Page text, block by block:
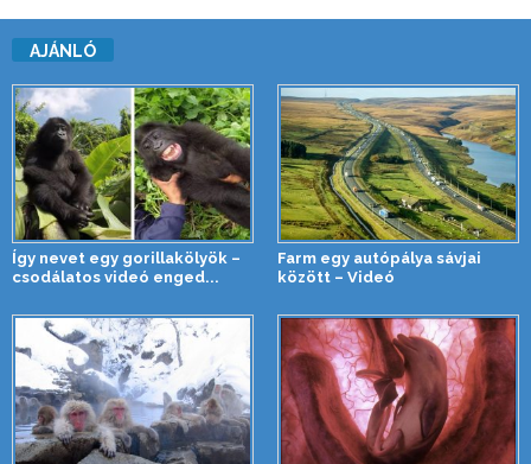
AJÁNLÓ
Így nevet egy gorillakölyök –
csodálatos videó enged...
Farm egy autópálya sávjai
között – Videó